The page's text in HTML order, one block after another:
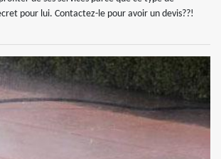
pour lui. Contactez-le pour avoir un devis??!